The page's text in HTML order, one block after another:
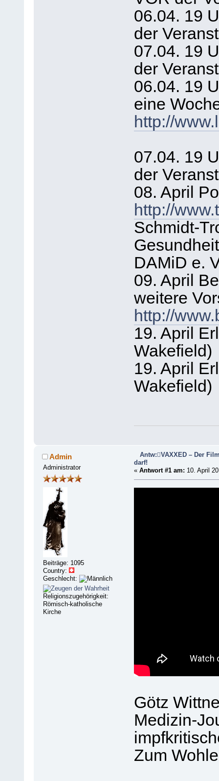
06.04. 19
der
07.04. 19
der
06.04. 19
eine
http://
07.04. 19
der
08. April
http://
Schmidt-
DAMiD e.
09. April
weitere
http://
19. April
Wakefield)
19. April
Wakefield)
Admin
Administrator
Beiträge: 1095
Country:
Geschlecht:
Religionszugehörigkeit:
Römisch-katholische
Kirche
Antw:VAXXED – Der
darf!
« Antwort #1 am: 10. April
Götz
Medizin-
Zum